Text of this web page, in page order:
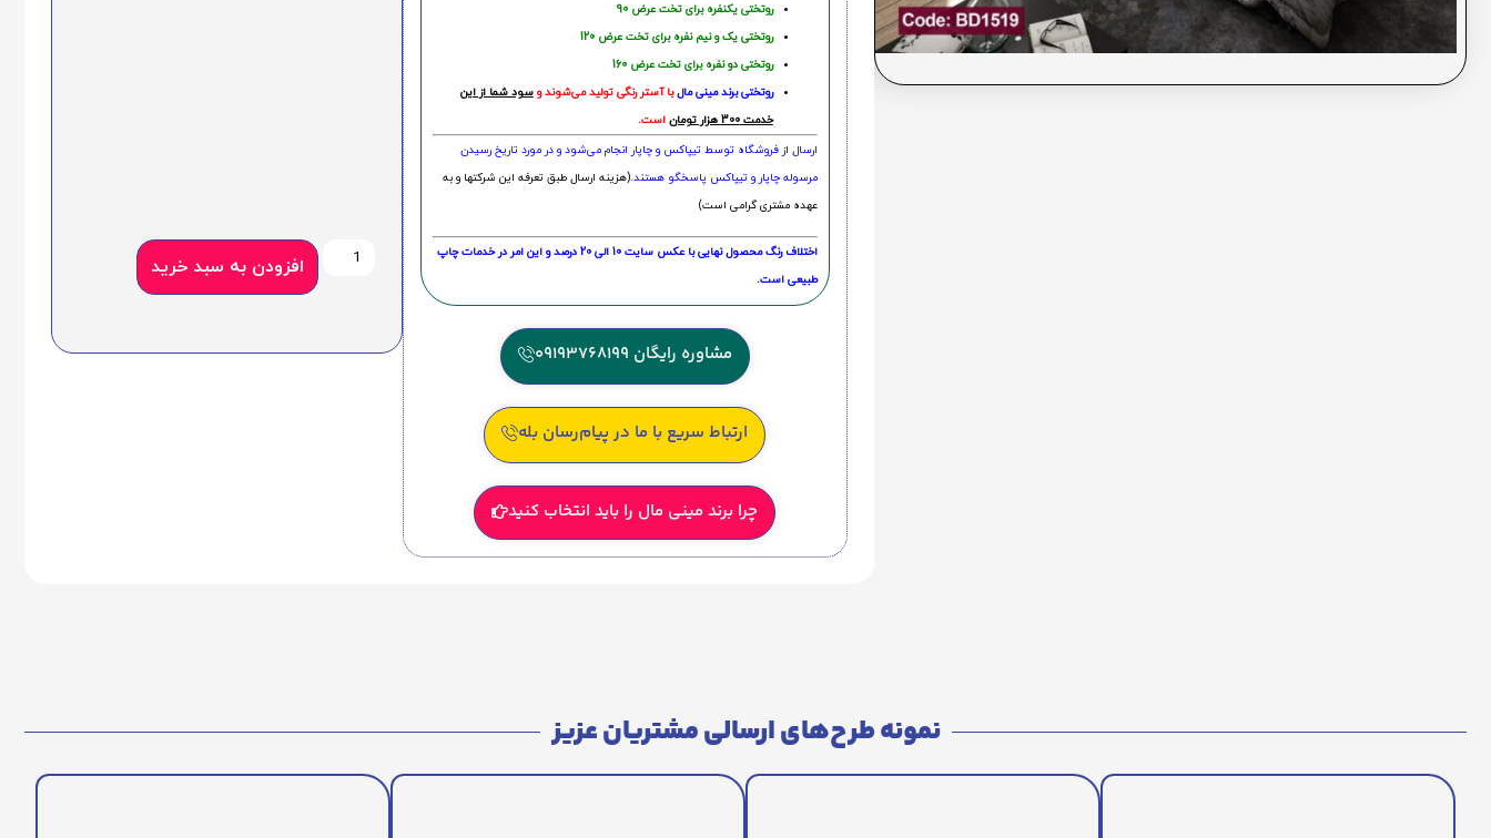
روتختی یکنفره برای تخت عرض 90
روتختی یک و نیم نفره برای تخت عرض 120
روتختی دو نفره برای تخت عرض 160
روتختی‌ برند مینی مالبا آستر رنگی تولید می‌شوند وسود شما از این
خدمت 300 هزار تومان
است.
ارسال از فروشگاه توسط تیپاکس و چاپار انجام می‌شود و در مورد تاریخ رسیدن
مرسوله چاپار و تیپاکس پاسخگو هستند.(هزینه ارسال طبق تعرفه این شرکتها و به
عهده مشتری گرامی است)
اختلاف رنگ محصول نهایی با عکس سایت 10 الی 20 درصد و این امر در خدمات چاپ
طبیعی است.
مشاوره رایگان 09193768199
ارتباط سریع با ما در پیام‌رسان بله
چرا برند مینی مال را باید انتخاب کنید
افزودن به سبد خرید
نمونه طرح‌های ارسالی مشتریان عزیز